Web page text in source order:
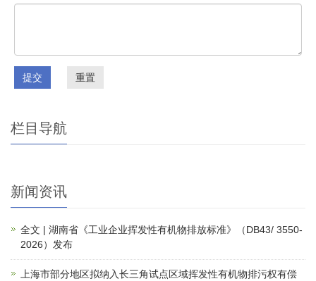
提交 重置
栏目导航
新闻资讯
全文 | 湖南省《工业企业挥发性有机物排放标准》（DB43/ 3550-
2026）发布
上海市部分地区拟纳入长三角试点区域挥发性有机物排污权有偿